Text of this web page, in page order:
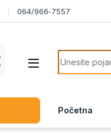
064/966-7557
Search for:
Početna